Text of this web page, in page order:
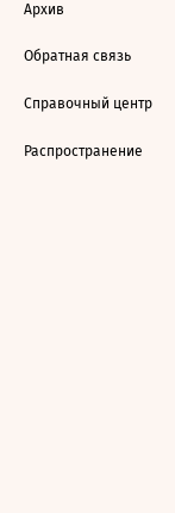
Архив
Обратная связь
Справочный центр
Распространение